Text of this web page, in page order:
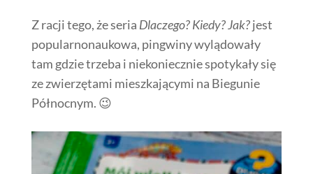
Z racji tego, że seria Dlaczego? Kiedy? Jak?jest
popularnonaukowa, pingwiny wylądowały
tam gdzie trzeba i niekoniecznie spotykały się
ze zwierzętami mieszkającymi na Biegunie
Północnym. 😉